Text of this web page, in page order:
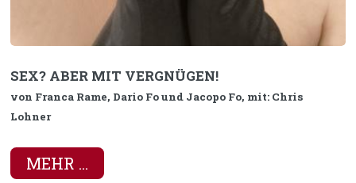
SEX? ABER MIT VERGNÜGEN!
von Franca Rame, Dario Fo und Jacopo Fo, mit: Chris
Lohner
MEHR ...